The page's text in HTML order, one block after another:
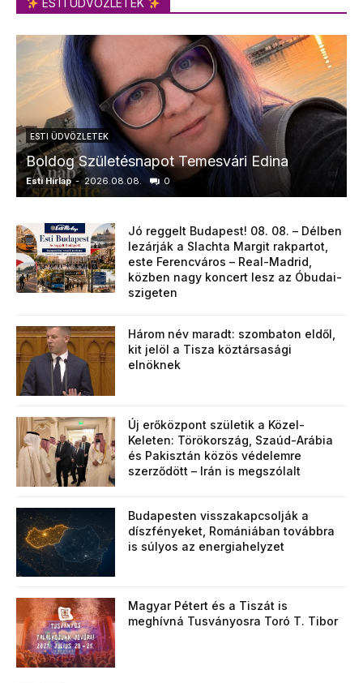
ESTI ÜDVÖZLETEK
ESTI ÜDVÖZLETEK
Boldog Születésnapot Temesvári Edina
Esti Hírlap - 2026.08.08. 0
Jó reggelt Budapest! 08. 08. – Délben
lezárják a Slachta Margit rakpartot,
este Ferencváros – Real-Madrid,
közben nagy koncert lesz az Óbudai-
szigeten
Három név maradt: szombaton eldől,
kit jelöl a Tisza köztársasági
elnöknek
Új erőközpont születik a Közel-
Keleten: Törökország, Szaúd-Arábia
és Pakisztán közös védelemre
szerződött – Irán is megszólalt
Budapesten visszakapcsolják a
díszfényeket, Romániában továbbra
is súlyos az energiahelyzet
Magyar Pétert és a Tiszát is
meghívná Tusványosra Toró T. Tibor